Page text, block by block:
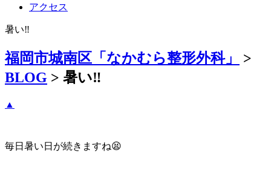
アクセス
暑い‼️
福岡市城南区「なかむら整形外科」
>
BLOG > 暑い‼️
▲
毎日暑い日が続きますね😫